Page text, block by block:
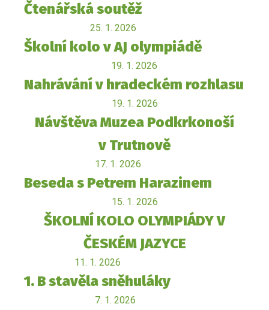
Čtenářská soutěž
25. 1. 2026
Školní kolo v AJ olympiádě
19. 1. 2026
Nahrávání v hradeckém rozhlasu
19. 1. 2026
Návštěva Muzea Podkrkonoší
v Trutnově
17. 1. 2026
Beseda s Petrem Harazinem
15. 1. 2026
ŠKOLNÍ KOLO OLYMPIÁDY V
ČESKÉM JAZYCE
11. 1. 2026
1. B stavěla sněhuláky
7. 1. 2026